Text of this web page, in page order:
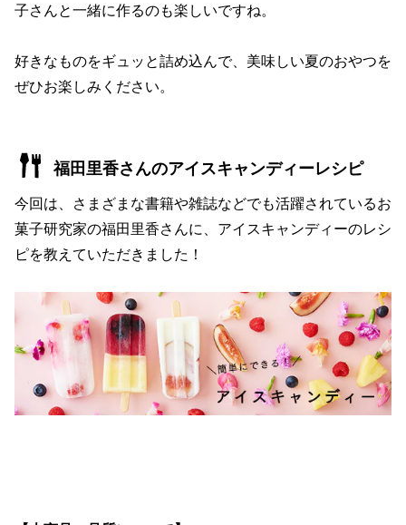
子さんと一緒に作るのも楽しいですね。
好きなものをギュッと詰め込んで、美味しい夏のおやつを
ぜひお楽しみください。
福田里香さんのアイスキャンディーレシピ
今回は、さまざまな書籍や雑誌などでも活躍されているお
菓子研究家の福田里香さんに、アイスキャンディーのレシ
ピを教えていただきました！